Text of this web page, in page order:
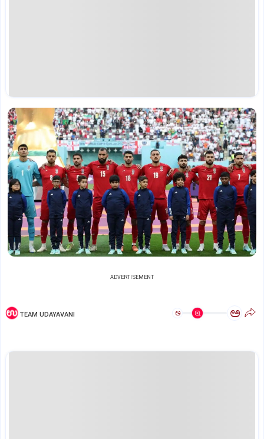
ADVERTISEMENT
TEAM UDAYAVANI ಅ ಅ